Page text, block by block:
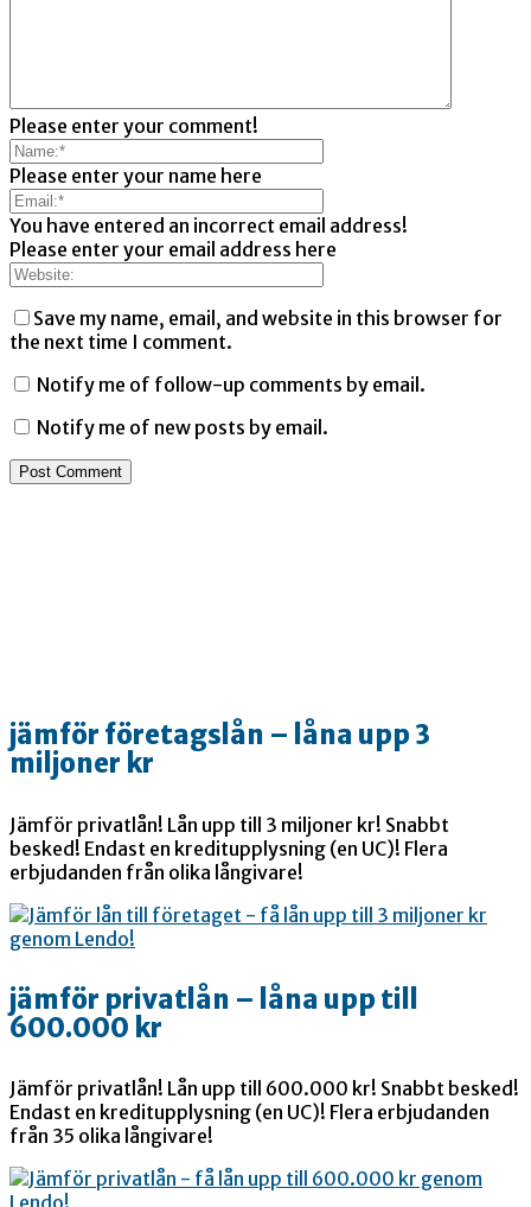
Please enter your comment!
Please enter your name here
You have entered an incorrect email address!
Please enter your email address here
Save my name, email, and website in this browser for
the next time I comment.
Notify me of follow-up comments by email.
Notify me of new posts by email.
jämför företagslån – låna upp 3
miljoner kr
Jämför privatlån! Lån upp till 3 miljoner kr! Snabbt
besked! Endast en kreditupplysning (en UC)! Flera
erbjudanden från olika långivare!
jämför privatlån – låna upp till
600.000 kr
Jämför privatlån! Lån upp till 600.000 kr! Snabbt besked!
Endast en kreditupplysning (en UC)! Flera erbjudanden
från 35 olika långivare!